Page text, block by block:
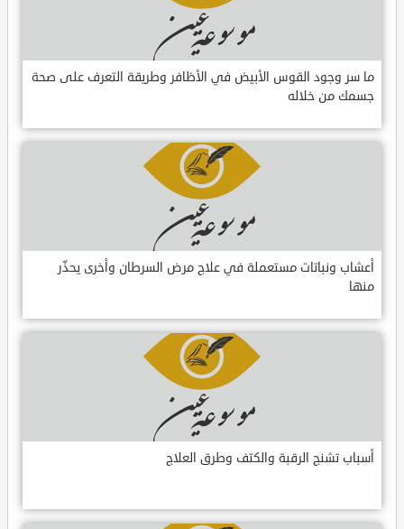
ما سر وجود القوس الأبيض في الأظافر وطريقة التعرف على صحة
جسمك من خلاله
أعشاب ونباتات مستعملة في علاج مرض السرطان وأخرى يحذّر
منها
أسباب تشنج الرقبة والكتف وطرق العلاج